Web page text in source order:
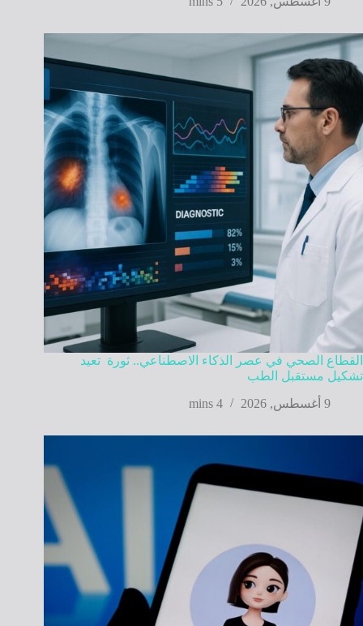
القطاع الصحي في عصر الذكاء الاصطناعي.. ثورة تعيد
تشكيل مستقبل الطب
9 أغسطس, 2026
4 mins